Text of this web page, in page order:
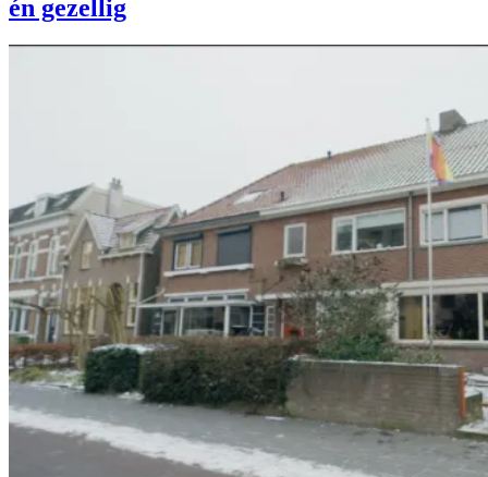
én gezellig